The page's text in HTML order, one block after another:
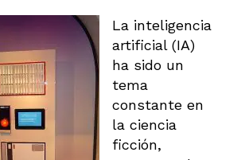
La inteligencia
artificial (IA)
ha sido un
tema
constante en
la ciencia
ficción,